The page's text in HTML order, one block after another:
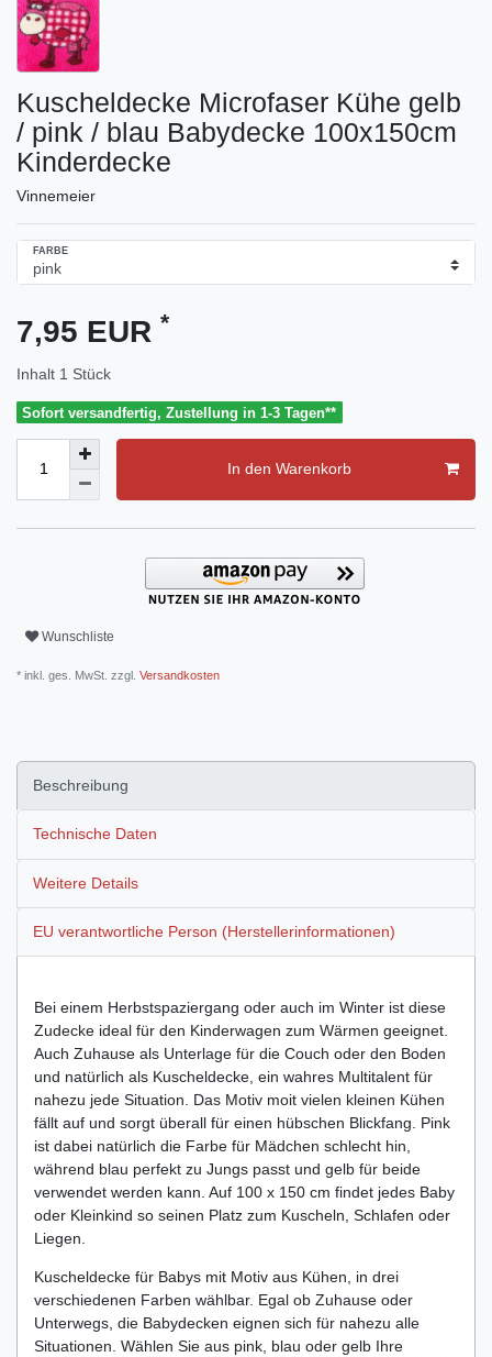
Kuscheldecke Microfaser Kühe gelb
/ pink / blau Babydecke 100x150cm
Kinderdecke
Vinnemeier
FARBE
7,95 EUR *
Inhalt 1 Stück
Sofort versandfertig, Zustellung in 1-3 Tagen**
In den Warenkorb
Wunschliste
* inkl. ges. MwSt. zzgl. Versandkosten
Beschreibung
Technische Daten
Weitere Details
EU verantwortliche Person (Herstellerinformationen)
Bei einem Herbstspaziergang oder auch im Winter ist diese
Zudecke ideal für den Kinderwagen zum Wärmen geeignet.
Auch Zuhause als Unterlage für die Couch oder den Boden
und natürlich als Kuscheldecke, ein wahres Multitalent für
nahezu jede Situation. Das Motiv moit vielen kleinen Kühen
fällt auf und sorgt überall für einen hübschen Blickfang. Pink
ist dabei natürlich die Farbe für Mädchen schlecht hin,
während blau perfekt zu Jungs passt und gelb für beide
verwendet werden kann. Auf 100 x 150 cm findet jedes Baby
oder Kleinkind so seinen Platz zum Kuscheln, Schlafen oder
Liegen.
Kuscheldecke für Babys mit Motiv aus Kühen, in drei
verschiedenen Farben wählbar. Egal ob Zuhause oder
Unterwegs, die Babydecken eignen sich für nahezu alle
Situationen. Wählen Sie aus pink, blau oder gelb Ihre